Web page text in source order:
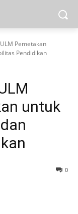
Pemetakan
Pendidikan
untuk
0